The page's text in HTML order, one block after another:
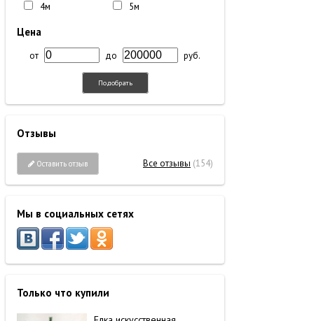
4м
5м
Цена
от до руб.
Подобрать
Отзывы
Оставить отзыв Все отзывы (154)
Мы в социальных сетях
Только что купили